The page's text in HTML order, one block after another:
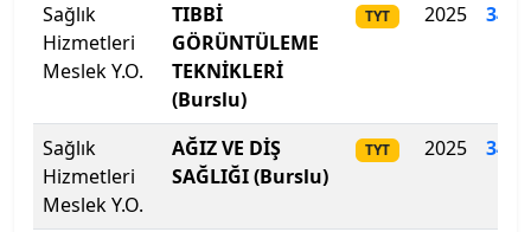
İstanbul Esenyurt Üniversitesi
İstanbul Galata Üniversitesi
İstanbul Gedik Üniversitesi
İstanbul Gelişim Üniversitesi
Sağlık
Hizmetleri
Meslek Y.O.
TIBBİ
GÖRÜNTÜLEME
TEKNİKLERİ
(Burslu)
TYT 2025
Sağlık
Hizmetleri
Meslek Y.O.
AĞIZ VE DİŞ
SAĞLIĞI (Burslu)
TYT 2025 345